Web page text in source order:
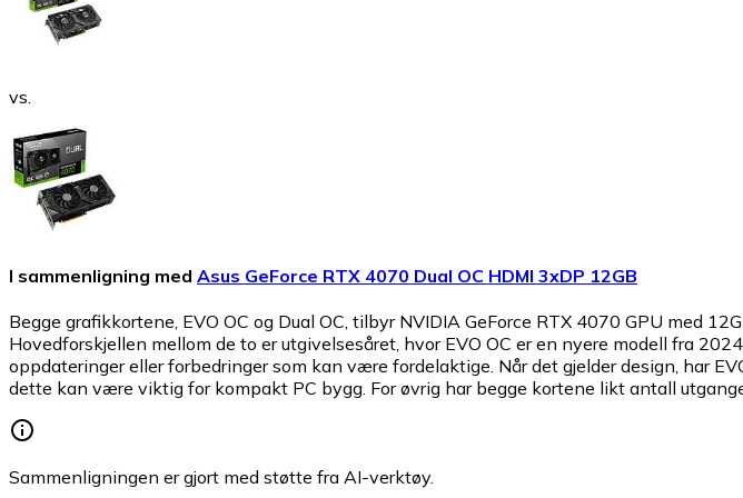
vs.
I sammenligning med Asus GeForce RTX 4070 Dual OC HDMI 3xDP 12GB
Begge grafikkortene, EVO OC og Dual OC, tilbyr NVIDIA GeForce RTX 4070 GPU med
Hovedforskjellen mellom de to er utgivelsesåret, hvor EVO OC er en nyere modell fra
oppdateringer eller forbedringer som kan være fordelaktige. Når det gjelder design, har
dette kan være viktig for kompakt PC bygg. For øvrig har begge kortene likt antall
Sammenligningen er gjort med støtte fra AI-verktøy.